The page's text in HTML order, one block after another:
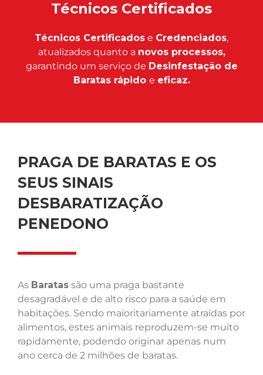
Técnicos Certificados
Técnicos Certificados e Credenciados,
atualizados quanto a novos processos,
garantindo um serviço de Desinfestação de
Baratas rápido e eficaz.
PRAGA DE BARATAS E OS
SEUS SINAIS
DESBARATIZAÇÃO
PENEDONO
As Baratas são uma praga bastante
desagradável e de alto risco para a saúde em
habitações. Sendo maioritariamente atraídas por
alimentos, estes animais reproduzem-se muito
rapidamente, podendo originar apenas num
ano cerca de 2 milhões de baratas.